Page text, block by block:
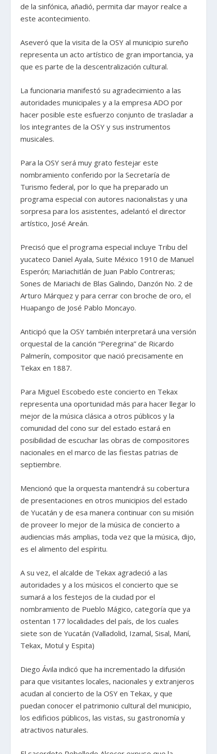
de la sinfónica, añadió, permita dar mayor realce a
este acontecimiento.
Aseveró que la visita de la OSY al municipio sureño
representa un acto artístico de gran importancia, ya
que es parte de la descentralización cultural.
La funcionaria manifestó su agradecimiento a las
autoridades municipales y a la empresa ADO por
hacer posible este esfuerzo conjunto de trasladar a
los integrantes de la OSY y sus instrumentos
musicales.
Para la OSY será muy grato festejar este
nombramiento conferido por la Secretaría de
Turismo federal, por lo que ha preparado un
programa especial con autores nacionalistas y una
sorpresa para los asistentes, adelantó el director
artístico, José Areán.
Precisó que el programa especial incluye Tribu del
yucateco Daniel Ayala, Suite México 1910 de Manuel
Esperón; Mariachitlán de Juan Pablo Contreras;
Sones de Mariachi de Blas Galindo, Danzón No. 2 de
Arturo Márquez y para cerrar con broche de oro, el
Huapango de José Pablo Moncayo.
Anticipó que la OSY también interpretará una versión
orquestal de la canción “Peregrina” de Ricardo
Palmerín, compositor que nació precisamente en
Tekax en 1887.
Para Miguel Escobedo este concierto en Tekax
representa una oportunidad más para hacer llegar lo
mejor de la música clásica a otros públicos y la
comunidad del cono sur del estado estará en
posibilidad de escuchar las obras de compositores
nacionales en el marco de las fiestas patrias de
septiembre.
Mencionó que la orquesta mantendrá su cobertura
de presentaciones en otros municipios del estado
de Yucatán y de esa manera continuar con su misión
de proveer lo mejor de la música de concierto a
audiencias más amplias, toda vez que la música, dijo,
es el alimento del espíritu.
A su vez, el alcalde de Tekax agradeció a las
autoridades y a los músicos el concierto que se
sumará a los festejos de la ciudad por el
nombramiento de Pueblo Mágico, categoría que ya
ostentan 177 localidades del país, de los cuales
siete son de Yucatán (Valladolid, Izamal, Sisal, Maní,
Tekax, Motul y Espita)
Diego Ávila indicó que ha incrementado la difusión
para que visitantes locales, nacionales y extranjeros
acudan al concierto de la OSY en Tekax, y que
puedan conocer el patrimonio cultural del municipio,
los edificios públicos, las vistas, su gastronomía y
atractivos naturales.